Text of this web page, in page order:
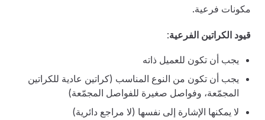
مكونات فرعية.
قيود الكراتين الفرعية:
يجب أن تكون للعميل ذاته
يجب أن تكون من النوع المناسب (كراتين عادية للكراتين
المجمّعة، وفواصل صغيرة للفواصل المجمّعة)
لا يمكنها الإشارة إلى نفسها (لا مراجع دائرية)